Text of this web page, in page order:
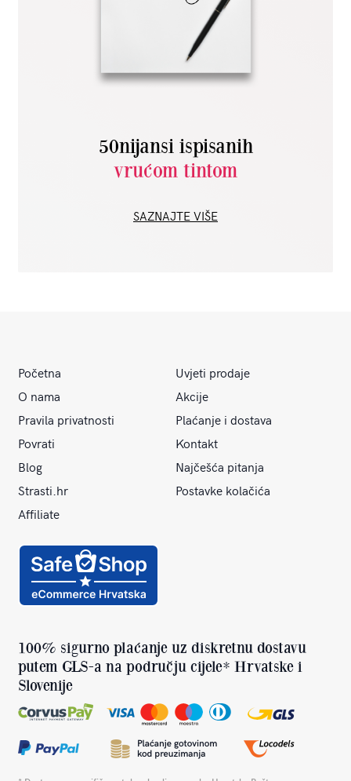
50nijansi ispisanih
vrućom tintom
SAZNAJTE VIŠE
Početna
Uvjeti prodaje
O nama
Akcije
Pravila privatnosti
Plaćanje i dostava
Povrati
Kontakt
Blog
Najčešća pitanja
Strasti.hr
Postavke kolačića
Affiliate
100% sigurno plaćanje uz diskretnu dostavu
putem GLS-a na području cijele* Hrvatske i
Slovenije